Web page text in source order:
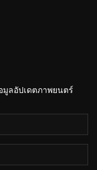
ลอัปเดตภาพยนตร์